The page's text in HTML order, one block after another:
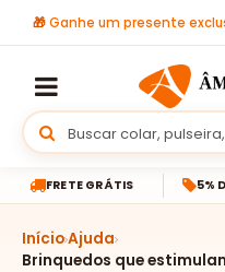
🎁Ganhe um presente
FRETE GRÁTIS 5%
InícioAjuda
Brinquedos que